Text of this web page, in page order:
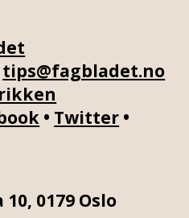
tips@fagbladet.no
• Twitter •
0179 Oslo